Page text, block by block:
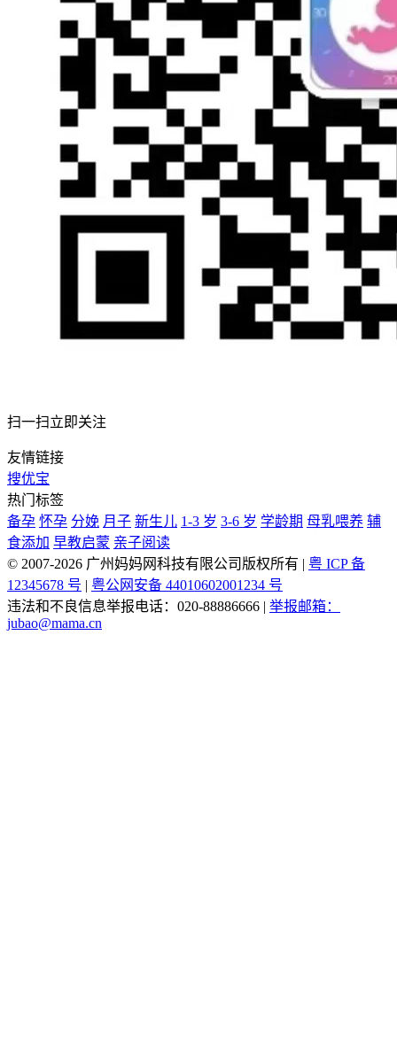
扫一扫立即关注
友情链接
搜优宝
热门标签
备孕 怀孕 分娩 月子 新生儿 1-3 岁 3-6 岁 学龄期 母乳喂养 辅
食添加 早教启蒙 亲子阅读
© 2007-2026 广州妈妈网科技有限公司版权所有 | 粤 ICP 备
12345678 号 | 粤公网安备 44010602001234 号
违法和不良信息举报电话：020-88886666 | 举报邮箱：
jubao@mama.cn